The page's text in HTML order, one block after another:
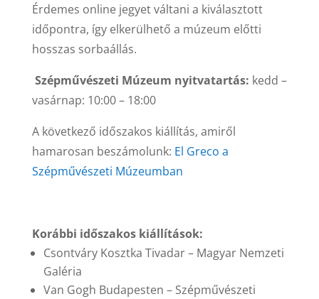
Érdemes online jegyet váltani a kiválasztott
időpontra, így elkerülhető a múzeum előtti
hosszas sorbaállás.
Szépművészeti Múzeum nyitvatartás: kedd –
vasárnap: 10:00 – 18:00
A következő időszakos kiállítás, amiről
hamarosan beszámolunk: El Greco a
Szépművészeti Múzeumban
Korábbi időszakos kiállítások:
Csontváry Kosztka Tivadar – Magyar Nemzeti
Galéria
Van Gogh Budapesten – Szépművészeti